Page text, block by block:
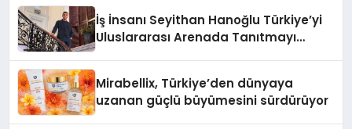
İş İnsanı Seyithan Hanoğlu Türkiye’yi
Uluslararası Arenada Tanıtmayı
Mirabellix, Türkiye’den dünyaya
uzanan güçlü büyümesini sürdürüyor